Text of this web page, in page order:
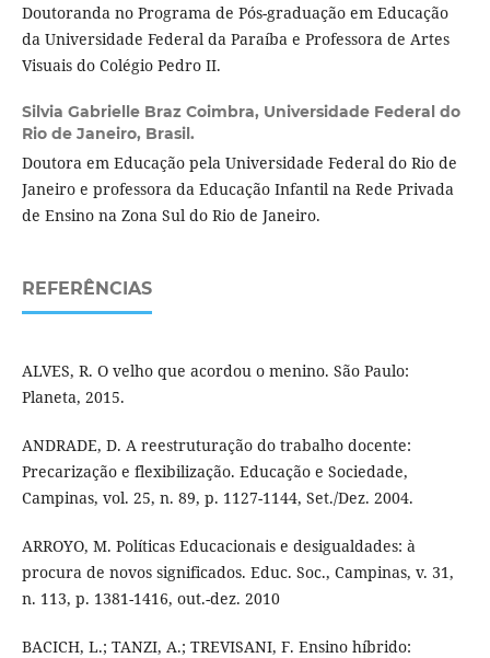
Doutoranda no Programa de Pós-graduação em Educação
da Universidade Federal da Paraíba e Professora de Artes
Visuais do Colégio Pedro II.
Silvia Gabrielle Braz Coimbra, Universidade Federal do
Rio de Janeiro, Brasil.
Doutora em Educação pela Universidade Federal do Rio de
Janeiro e professora da Educação Infantil na Rede Privada
de Ensino na Zona Sul do Rio de Janeiro.
REFERÊNCIAS
ALVES, R. O velho que acordou o menino. São Paulo:
Planeta, 2015.
ANDRADE, D. A reestruturação do trabalho docente:
Precarização e flexibilização. Educação e Sociedade,
Campinas, vol. 25, n. 89, p. 1127-1144, Set./Dez. 2004.
ARROYO, M. Políticas Educacionais e desigualdades: à
procura de novos significados. Educ. Soc., Campinas, v. 31,
n. 113, p. 1381-1416, out.-dez. 2010
BACICH, L.; TANZI, A.; TREVISANI, F. Ensino híbrido: